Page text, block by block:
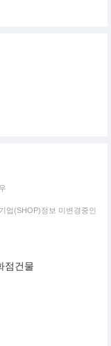
업(SHOP)정보 미변경중인
점건물